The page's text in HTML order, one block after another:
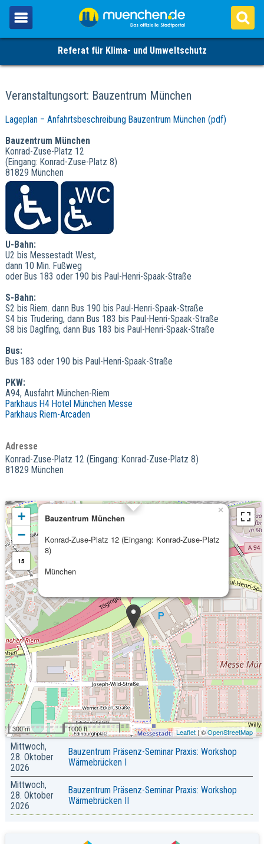
Referat für Klima- und Umweltschutz
Veranstaltungsort: Bauzentrum München
Lageplan – Anfahrtsbeschreibung Bauzentrum München (pdf)
Bauzentrum München
Konrad-Zuse-Platz 12
(Eingang: Konrad-Zuse-Platz 8)
81829 München
U-Bahn:
U2 bis Messestadt West,
dann 10 Min. Fußweg
oder Bus 183 oder 190 bis Paul-Henri-Spaak-Straße
S-Bahn:
S2 bis Riem. dann Bus 190 bis Paul-Henri-Spaak-Straße
S4 bis Trudering, dann Bus 183 bis Paul-Henri-Spaak-Straße
S8 bis Daglfing, dann Bus 183 bis Paul-Henri-Spaak-Straße
Bus:
Bus 183 oder 190 bis Paul-Henri-Spaak-Straße
PKW:
A94, Ausfahrt München-Riem
Parkhaus H4 Hotel München Messe
Parkhaus Riem-Arcaden
Adresse
Konrad-Zuse-Platz 12 (Eingang: Konrad-Zuse-Platz 8)
81829 München
Bauzentrum München
Konrad-Zuse-Platz 12 (Eingang: Konrad-Zuse-Platz
8)
München
×
+
−
15
300 m 1000 ft Leaflet| ©OpenStreetMap
Kommende Veranstaltungen
Freitag, 25.
September
2026
dena Veranstaltung: Erfolgreich beraten in
Wohnungseigentümergemeinschaften –
Kommunikationstraining
Mittwoch,
28. Oktober
2026
Bauzentrum Präsenz-Seminar Praxis: Workshop
Wärmebrücken I
Mittwoch,
28. Oktober
2026
Bauzentrum Präsenz-Seminar Praxis: Workshop
Wärmebrücken II